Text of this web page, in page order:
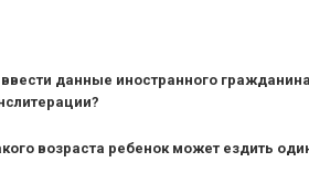
ввести данные иностранного
возраста ребенок может ездить